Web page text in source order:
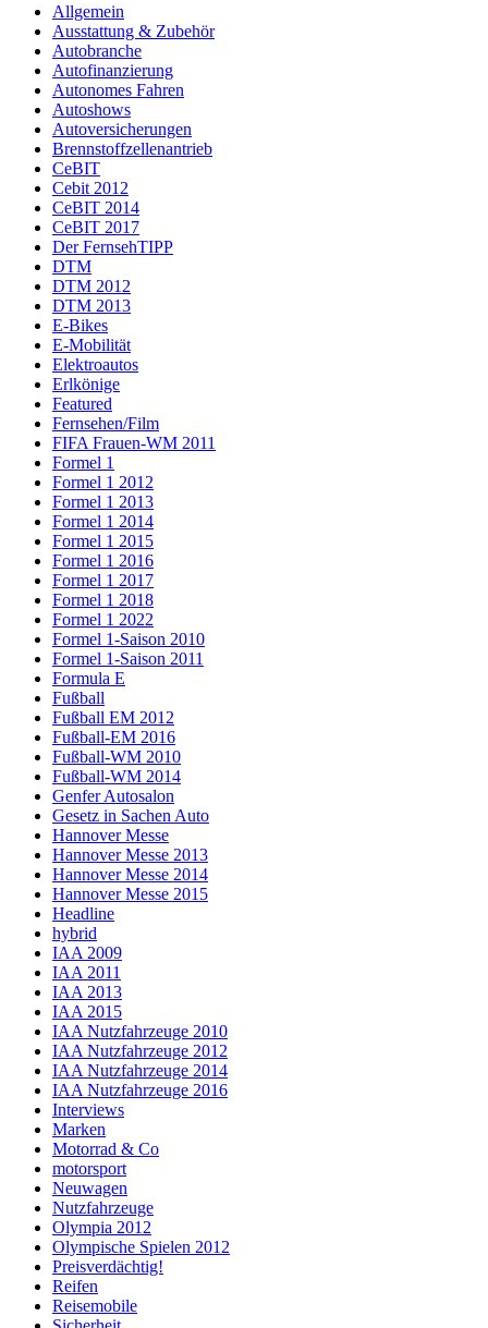
Allgemein
Ausstattung & Zubehör
Autobranche
Autofinanzierung
Autonomes Fahren
Autoshows
Autoversicherungen
Brennstoffzellenantrieb
CeBIT
Cebit 2012
CeBIT 2014
CeBIT 2017
Der FernsehTIPP
DTM
DTM 2012
DTM 2013
E-Bikes
E-Mobilität
Elektroautos
Erlkönige
Featured
Fernsehen/Film
FIFA Frauen-WM 2011
Formel 1
Formel 1 2012
Formel 1 2013
Formel 1 2014
Formel 1 2015
Formel 1 2016
Formel 1 2017
Formel 1 2018
Formel 1 2022
Formel 1-Saison 2010
Formel 1-Saison 2011
Formula E
Fußball
Fußball EM 2012
Fußball-EM 2016
Fußball-WM 2010
Fußball-WM 2014
Genfer Autosalon
Gesetz in Sachen Auto
Hannover Messe
Hannover Messe 2013
Hannover Messe 2014
Hannover Messe 2015
Headline
hybrid
IAA 2009
IAA 2011
IAA 2013
IAA 2015
IAA Nutzfahrzeuge 2010
IAA Nutzfahrzeuge 2012
IAA Nutzfahrzeuge 2014
IAA Nutzfahrzeuge 2016
Interviews
Marken
Motorrad & Co
motorsport
Neuwagen
Nutzfahrzeuge
Olympia 2012
Olympische Spielen 2012
Preisverdächtig!
Reifen
Reisemobile